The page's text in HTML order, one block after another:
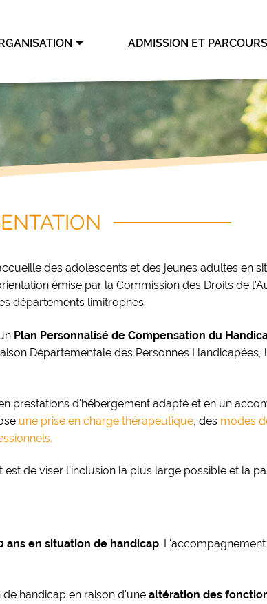
ADMISSION ET PARCOURS
des adolescents et des jeunes adultes en
émise par la Commission des Droits de
départements limitrophes.
Plan Personnalisé de Compensation du
Départementale des Personnes Handicapées,
prestations d'hébergement adapté et en un
une prise en charge thérapeutique , des modes
est de viser l'inclusion la plus large possible et la
ans en situation de handicap.
handicap en raison d'une altération des